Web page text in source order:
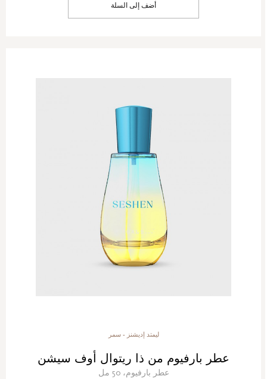
أضف إلى السلة
ليمتد إديشنز - سمر
عطر بارفيوم من ذا ريتوال أوف سيشن
عطر بارفيوم، 50 مل